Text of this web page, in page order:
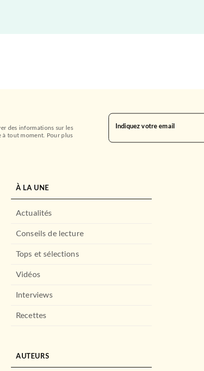
des informations sur les
à tout moment. Pour plus
Indiquez votre email
À LA UNE
Actualités
Conseils de lecture
Tops et sélections
Vidéos
Interviews
Recettes
AUTEURS